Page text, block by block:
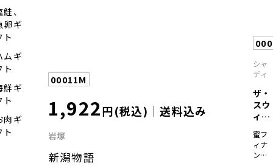
、
卵ギ
ト
ムギ
ト
鮮ギ
ト
肉ギ
ト
00011M
1,922円(税込)｜送料込み
岩塚
新潟物語
シャ
ディ
ザ・
スウ
ィー
ツ
蜜...
蜜フ
ィナ
ンシ